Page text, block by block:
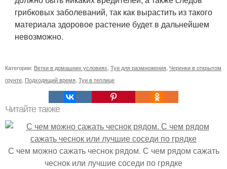
грибковых заболеваний, так как вырастить из такого
материала здоровое растение будет в дальнейшем
невозможно.
Категории: Ветки в домашних условиях Туи для размножения Черенки в открытом
грунте Подходящий время Туи в теплице
Читайте также
С чем можно сажать чеснок рядом. С чем рядом сажать
чеснок или лучшие соседи по грядке